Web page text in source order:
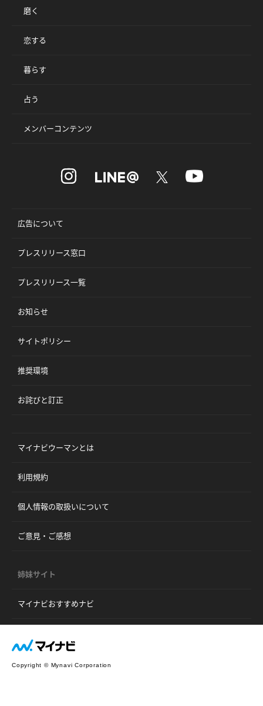
磨く
恋する
暮らす
占う
メンバーコンテンツ
広告について
プレスリリース窓口
プレスリリース一覧
お知らせ
サイトポリシー
推奨環境
お詫びと訂正
マイナビウーマンとは
利用規約
個人情報の取扱いについて
ご意見・ご感想
姉妹サイト
マイナビおすすめナビ
Copyright © Mynavi Corporation